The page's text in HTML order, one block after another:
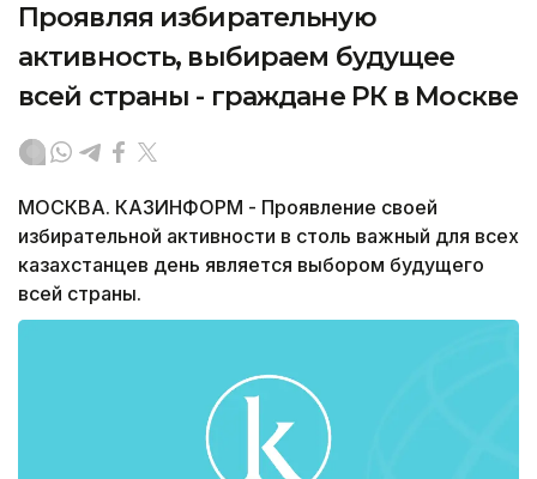
Проявляя избирательную
активность, выбираем будущее
всей страны - граждане РК в Москве
МОСКВА. КАЗИНФОРМ - Проявление своей
избирательной активности в столь важный для всех
казахстанцев день является выбором будущего
всей страны.